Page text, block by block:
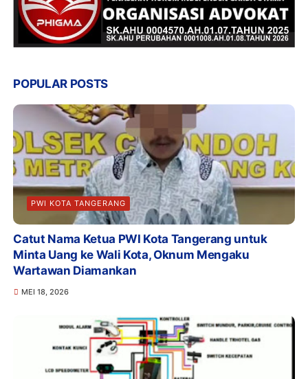
POPULAR POSTS
PWI KOTA TANGERANG
Catut Nama Ketua PWI Kota Tangerang untuk
Minta Uang ke Wali Kota, Oknum Mengaku
Wartawan Diamankan
MEI 18, 2026